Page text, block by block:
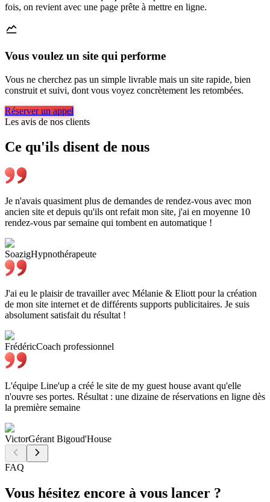
fois, on revient avec une page prête à mettre en ligne.
Vous voulez un site qui performe
Vous ne cherchez pas un simple livrable mais un site rapide, bien
construit et suivi, dont vous voyez concrètement les retombées.
Réserver un appel
Les avis de nos clients
Ce qu'ils disent de nous
Je n'avais quasiment plus de demandes de rendez-vous avec mon
ancien site et depuis qu'ils ont refait mon site, j'ai en moyenne 10
rendez-vous par semaine qui tombent en automatique !
SoazigHypnothérapeute
J'ai eu le plaisir de travailler avec Mélanie & Eliott pour la création
de mon site internet et de différents supports publicitaires. Je suis
absolument satisfait du résultat !
FrédéricCoach professionnel
L'équipe Line'up a créé le site de my guest house avant qu'elle
n'ouvre ses portes. Résultat : une dizaine de réservations en ligne dès
la première semaine
VictorGérant Bigoud'House
FAQ
Vous hésitez encore à vous lancer ?